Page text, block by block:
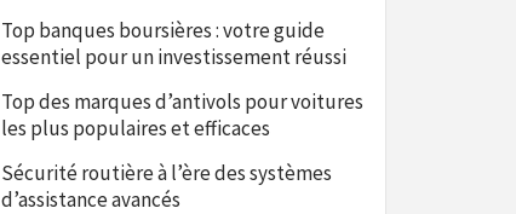
Top banques boursières : votre guide
essentiel pour un investissement réussi
Top des marques d’antivols pour voitures
les plus populaires et efficaces
Sécurité routière à l’ère des systèmes
d’assistance avancés